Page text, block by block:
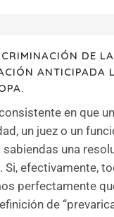
DE LA
ANTICIPADA
en que
un juez o un
sabiendas una
Si, efectivamente,
perfectamente
de